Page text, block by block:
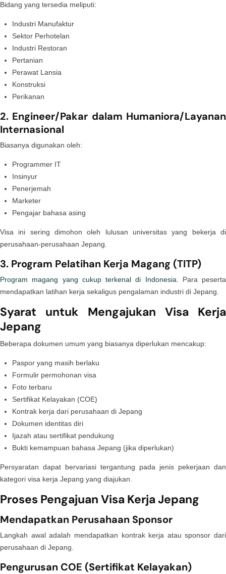
Bidang yang tersedia meliputi:
Industri Manufaktur
Sektor Perhotelan
Industri Restoran
Pertanian
Perawat Lansia
Konstruksi
Perikanan
2. Engineer/Pakar dalam Humaniora/Layanan
Internasional
Biasanya digunakan oleh:
Programmer IT
Insinyur
Penerjemah
Marketer
Pengajar bahasa asing
Visa ini sering dimohon oleh lulusan universitas yang bekerja di
perusahaan-perusahaan Jepang.
3. Program Pelatihan Kerja Magang (TITP)
Program magang yang cukup terkenal di Indonesia. Para peserta
mendapatkan latihan kerja sekaligus pengalaman industri di Jepang.
Syarat untuk Mengajukan Visa Kerja
Jepang
Beberapa dokumen umum yang biasanya diperlukan mencakup:
Paspor yang masih berlaku
Formulir permohonan visa
Foto terbaru
Sertifikat Kelayakan (COE)
Kontrak kerja dari perusahaan di Jepang
Dokumen identitas diri
Ijazah atau sertifikat pendukung
Bukti kemampuan bahasa Jepang (jika diperlukan)
Persyaratan dapat bervariasi tergantung pada jenis pekerjaan dan
kategori visa kerja Jepang yang diajukan.
Proses Pengajuan Visa Kerja Jepang
Mendapatkan Perusahaan Sponsor
Langkah awal adalah mendapatkan kontrak kerja atau sponsor dari
perusahaan di Jepang.
Pengurusan COE (Sertifikat Kelayakan)